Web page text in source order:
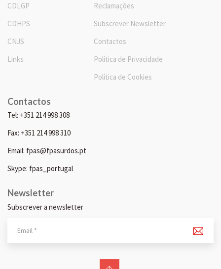
CDLGP
CDHPS
CNJS
Links
Reclamações
Subscrever Newsletter
Contactos
Política de Privacidade
Política de Cookies
Contactos
Tel: +351 214 998 308
Fax: +351 214 998 310
Email: fpas@fpasurdos.pt
Skype: fpas_portugal
Newsletter
Subscrever a newsletter